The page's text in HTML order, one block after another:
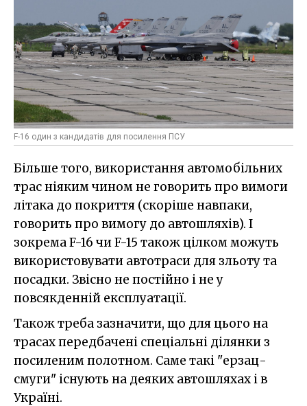
F-16 один з кандидатів для посилення ПСУ
Більше того, використання автомобільних
трас ніяким чином не говорить про вимоги
літака до покриття (скоріше навпаки,
говорить про вимогу до автошляхів). І
зокрема F-16 чи F-15 також цілком можуть
використовувати автотраси для зльоту та
посадки. Звісно не постійно і не у
повсякденній експлуатації.
Також треба зазначити, що для цього на
трасах передбачені спеціальні ділянки з
посиленим полотном. Саме такі "ерзац-
смуги" існують на деяких автошляхах і в
Україні.